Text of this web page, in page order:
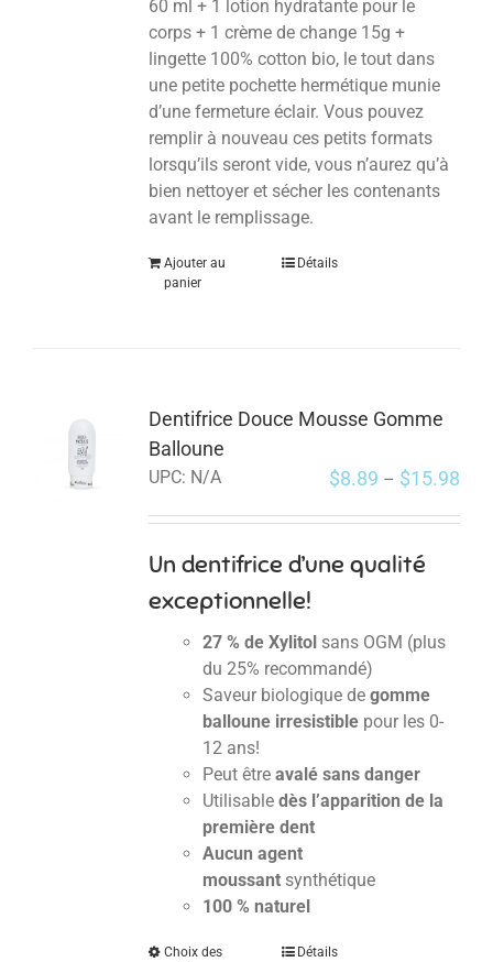
60 ml + 1 lotion hydratante pour le
corps + 1 crème de change 15g +
lingette 100% cotton bio, le tout dans
une petite pochette hermétique munie
d’une fermeture éclair. Vous pouvez
remplir à nouveau ces petits formats
lorsqu’ils seront vide, vous n’aurez qu’à
bien nettoyer et sécher les contenants
avant le remplissage.
Ajouter au
panier
Détails
Dentifrice Douce Mousse Gomme
Balloune
UPC: N/A $8.89 – $15.98
Un dentifrice d’une qualité
exceptionnelle!
27 % de Xylitolsans OGM (plus
du 25% recommandé)
Saveur biologique de gomme
balloune irresistiblepour les 0-
12 ans!
Peut être avalé sans danger
Utilisable dès l’apparition de la
première dent
Aucun agent
moussant synthétique
100 % naturel
Choix des
Détails